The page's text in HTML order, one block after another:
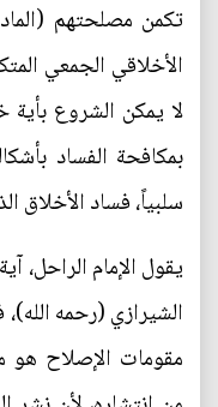
تكمن مصلحتهم
الأخلاقي الجمعي
لا يمكن الشروع
بمكافحة الفساد
سلبياً، فساد الأخلاق
يقول الإمام الراحل،
الشيرازي (رحمه
مقومات الإصلاح هو